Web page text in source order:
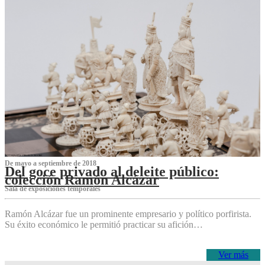
De mayo a septiembre de 2018
Del goce privado al deleite público:
colección Ramón Alcázar
Sala de exposiciones temporales
Ramón Alcázar fue un prominente empresario y político porfirista.
Su éxito económico le permitió practicar su afición…
Ver más